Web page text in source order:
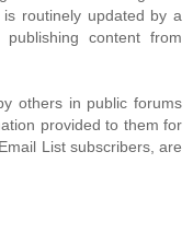
routinely updated by a
content from
others in public forums
provided to them for
List subscribers, are